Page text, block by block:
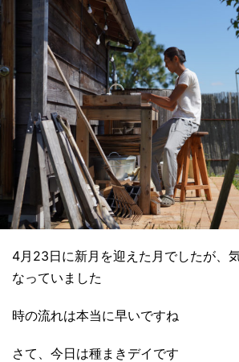
4月23日に新月を迎えた月でしたが、
なっていました
時の流れは本当に早いですね
さて、今日は種まきデイです